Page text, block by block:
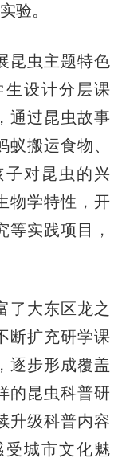
验。
虫主题特色
设计分层课
通过昆虫故事
搬运食物、
对昆虫的兴
物学特性，开
等实践项目，
大东区龙之
断扩充研学课
逐步形成覆盖
的昆虫科普研
升级科普内容
城市文化魅